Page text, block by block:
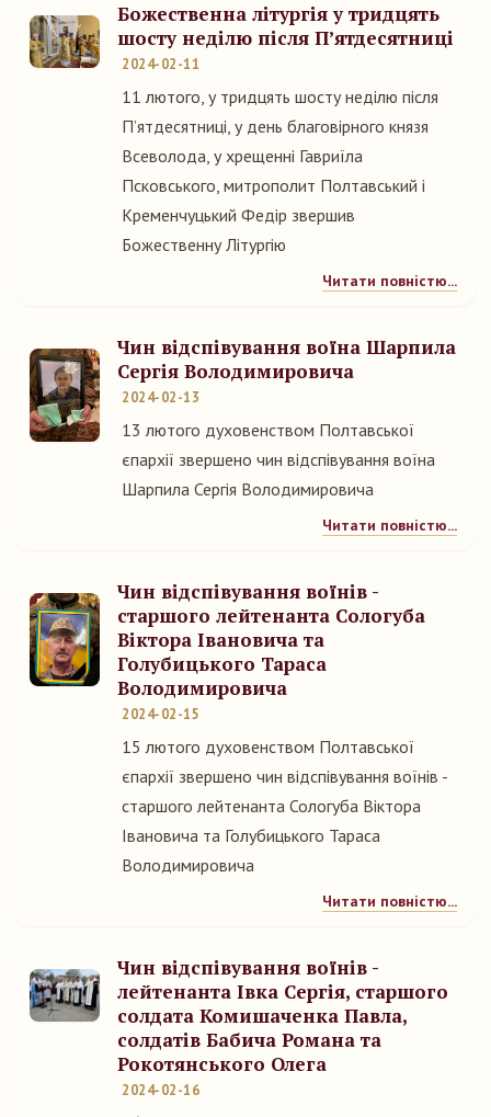
Божественна літургія у тридцять
шосту неділю після П’ятдесятниці
2024-02-11
11 лютого, у тридцять шосту неділю після
П’ятдесятниці, у день благовірного князя
Всеволода, у хрещенні Гавриїла
Псковського, митрополит Полтавський і
Кременчуцький Федір звершив
Божественну Літургію
Читати повністю...
Чин відспівування воїна Шарпила
Сергія Володимировича
2024-02-13
13 лютого духовенством Полтавської
єпархії звершено чин відспівування воїна
Шарпила Сергія Володимировича
Читати повністю...
Чин відспівування воїнів -
старшого лейтенанта Сологуба
Віктора Івановича та
Голубицького Тараса
Володимировича
2024-02-15
15 лютого духовенством Полтавської
єпархії звершено чин відспівування воїнів -
старшого лейтенанта Сологуба Віктора
Івановича та Голубицького Тараса
Володимировича
Читати повністю...
Чин відспівування воїнів -
лейтенанта Івка Сергія, старшого
солдата Комишаченка Павла,
солдатів Бабича Романа та
Рокотянського Олега
2024-02-16